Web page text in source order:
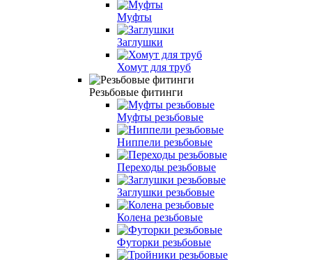
Муфты
Заглушки
Хомут для труб
Резьбовые фитинги
Муфты резьбовые
Ниппели резьбовые
Переходы резьбовые
Заглушки резьбовые
Колена резьбовые
Футорки резьбовые